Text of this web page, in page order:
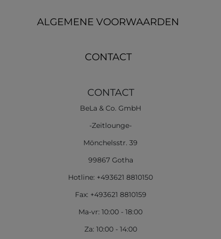
ALGEMENE VOORWAARDEN
CONTACT
CONTACT
BeLa & Co. GmbH
-Zeitlounge-
Mönchelsstr. 39
99867 Gotha
Hotline: +493621 8810150
Fax: +493621 8810159
Ma-vr: 10:00 - 18:00
Za: 10:00 - 14:00